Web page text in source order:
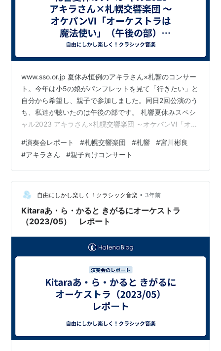
www.sso.or.jp 夏休み恒例のアキラさん×札響のコンサー
ト。今年は小5の娘がパンフレットを見て「行きたい」と
自分から希望し、親子で参加しました。同日2回公演のう
ち、私達が聴いたのは午後の部です。 札響夏休みスペシ
ャル2023 アキラさん×札幌交響楽団 ～オケパンⅥ「オー
（金・祝）14:30～ 札幌コンサートホールKitara 大ホー
ル 【指揮とピアノ、司会】 宮川 彬良 【出演など】 黒ネ
コ（ピッチカート）：宮川 安利 黒ネコ（フェルマー
タ）：井坂 泉月 舞台監督他：松田 淳一 構成：新井 鷗子
演出・振付：宮川 安利 ドラムス客…
#演奏会レポート #札幌交響楽団 #札響 #宮川彬良
#アキラさん #親子向けコンサート
自由にしかし楽しく！クラシック音楽 • 3年前
Kitaraあ・ら・かると きがるにオーケストラ
（2023/05） レポート